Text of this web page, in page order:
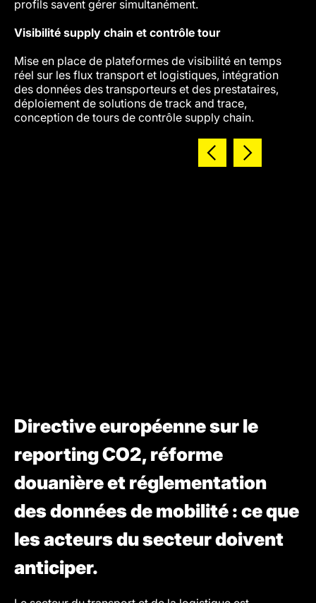
profils savent gérer simultanément.
Visibilité supply chain et contrôle tour
Mise en place de plateformes de visibilité en temps
réel sur les flux transport et logistiques, intégration
des données des transporteurs et des prestataires,
déploiement de solutions de track and trace,
conception de tours de contrôle supply chain.
Directive européenne sur le
reporting CO2, réforme
douanière et réglementation
des données de mobilité : ce que
les acteurs du secteur doivent
anticiper.